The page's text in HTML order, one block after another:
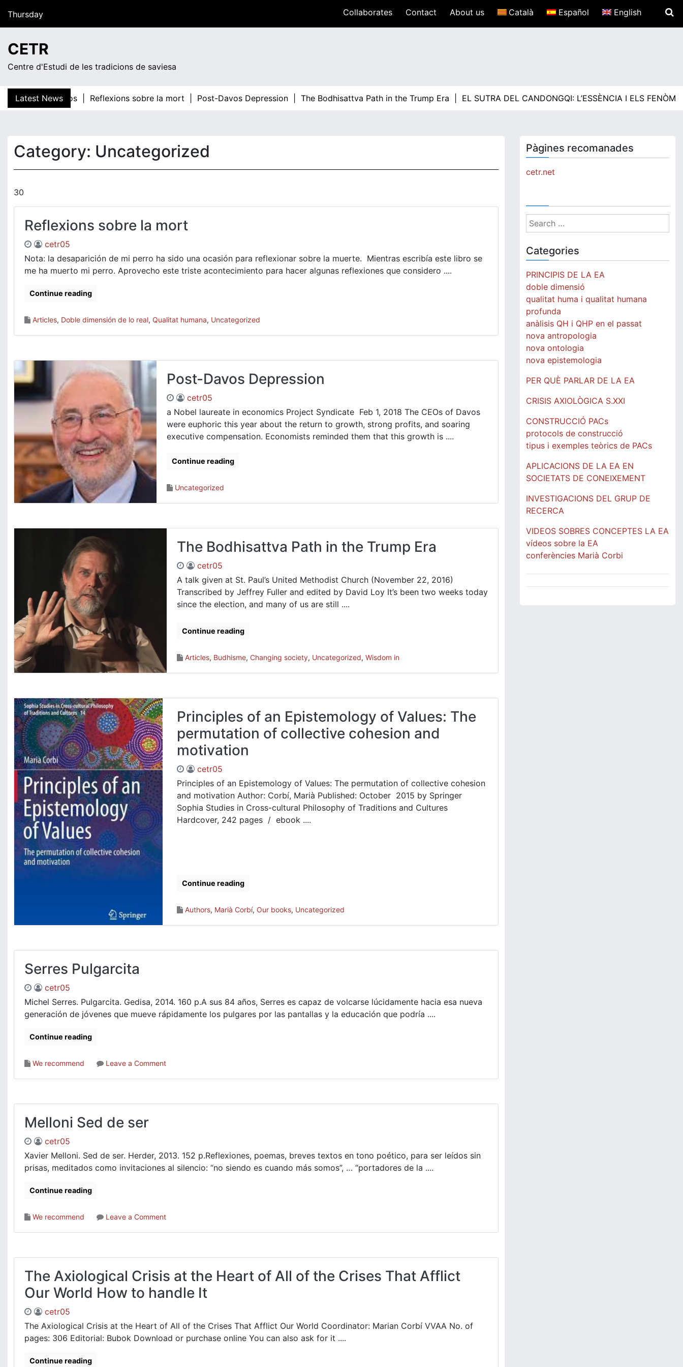
content
Thursday Collaborates Contact About us Català Español English
CETR
Centre d'Estudi de les tradicions de saviesa
Latest News
cuarenta versos | Reflexions sobre la mort | Post-Davos Depression | The Bodhisattva Path in the Trump Era | EL SUTRA DEL CANDONGQI: L’ESSÈNCIA I ELS
Category: Uncategorized
30
Reflexions sobre la mort
cetr05
Nota: la desaparición de mi perro ha sido una ocasión para reflexionar sobre la muerte. Mientras escribía este libro se
me ha muerto mi perro. Aprovecho este triste acontecimiento para hacer algunas reflexiones que considero ....
Continue reading
Articles, Doble dimensión de lo real, Qualitat humana, Uncategorized
Post-Davos Depression
cetr05
a Nobel laureate in economics Project Syndicate Feb 1, 2018 The CEOs of Davos
were euphoric this year about the return to growth, strong profits, and soaring
executive compensation. Economists reminded them that this growth is ....
Continue reading
Uncategorized
The Bodhisattva Path in the Trump Era
cetr05
A talk given at St. Paul’s United Methodist Church (November 22, 2016)
Transcribed by Jeffrey Fuller and edited by David Loy It’s been two weeks today
since the election, and many of us are still ....
Continue reading
Articles, Budhisme, Changing society, Uncategorized, Wisdom in
Principles of an Epistemology of Values: The
permutation of collective cohesion and
motivation
cetr05
Principles of an Epistemology of Values: The permutation of collective cohesion
and motivation Author: Corbí, Marià Published: October 2015 by Springer
Sophia Studies in Cross-cultural Philosophy of Traditions and Cultures
Hardcover, 242 pages / ebook ....
Continue reading
Authors, Marià Corbí, Our books, Uncategorized
Serres Pulgarcita
cetr05
Michel Serres. Pulgarcita. Gedisa, 2014. 160 p.A sus 84 años, Serres es capaz de volcarse lúcidamente hacia esa nueva
generación de jóvenes que mueve rápidamente los pulgares por las pantallas y la educación que podría ....
Continue reading
We recommend Leave a Commenton
Melloni Sed de ser
cetr05
Xavier Melloni. Sed de ser. Herder, 2013. 152 p.Reflexiones, poemas, breves textos en tono poético, para ser leídos sin
prisas, meditados como invitaciones al silencio: “no siendo es cuando más somos”, … “portadores de la ....
Continue reading
We recommend Leave a Commenton
ser
The Axiological Crisis at the Heart of All of the Crises That Afflict
Our World How to handle It
cetr05
The Axiological Crisis at the Heart of All of the Crises That Afflict Our World Coordinator: Marian Corbí VVAA No. of
pages: 306 Editorial: Bubok Download or purchase online You can also ask for it ....
Continue reading
Pàgines recomanades
cetr.net
Search
for:
Categories
PRINCIPIS DE LA EA
doble dimensió
qualitat huma i qualitat humana
profunda
anàlisis QH i QHP en el passat
nova antropologia
nova ontologia
nova epistemologia
PER QUÈ PARLAR DE LA EA
CRISIS AXIOLÒGICA S.XXI
CONSTRUCCIÓ PACs
protocols de construcció
tipus i exemples teòrics de PACs
APLICACIONS DE LA EA EN
SOCIETATS DE CONEIXEMENT
INVESTIGACIONS DEL GRUP DE
RECERCA
VIDEOS SOBRES CONCEPTES LA EA
vídeos sobre la EA
conferències Marià Corbi